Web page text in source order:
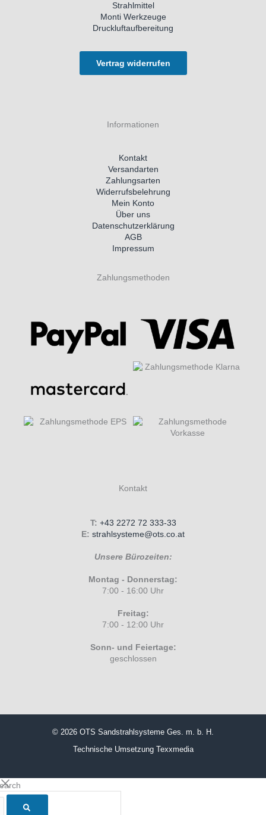
Strahlmittel
Monti Werkzeuge
Druckluftaufbereitung
Vertrag widerrufen
Informationen
Kontakt
Versandarten
Zahlungsarten
Widerrufsbelehrung
Mein Konto
Über uns
Datenschutzerklärung
AGB
Impressum
Zahlungsmethoden
Kontakt
T: +43 2272 72 333-33
E: strahlsysteme@ots.co.at
Unsere Bürozeiten:
Montag - Donnerstag:
7:00 - 16:00 Uhr
Freitag:
7:00 - 12:00 Uhr
Sonn- und Feiertage:
geschlossen
© 2026 OTS Sandstrahlsysteme Ges. m. b. H.
Technische Umsetzung Texxmedia